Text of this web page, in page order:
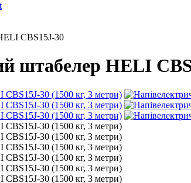
CBS15J-30
штабелер HELI